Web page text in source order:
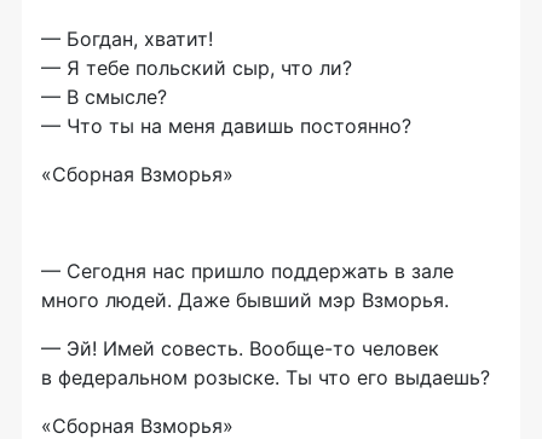
— Богдан, хватит!
— Я тебе польский сыр, что ли?
— В смысле?
— Что ты на меня давишь постоянно?
«Сборная Взморья»
— Сегодня нас пришло поддержать в зале
много людей. Даже бывший мэр Взморья.
— Эй! Имей совесть. Вообще-то человек
в федеральном розыске. Ты что его выдаешь?
«Сборная Взморья»